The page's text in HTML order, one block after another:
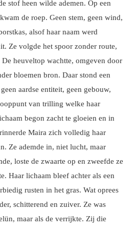
stof heen wilde ademen. Op een
de roep. Geen stem, geen wind,
alsof haar naam werd
Ze volgde het spoor zonder route,
heuveltop wachtte, omgeven door
bloemen bron. Daar stond een
aardse entiteit, geen gebouw,
van trilling welke haar
begon zacht te gloeien en in
Maira zich volledig haar
Ze ademde in, niet lucht, maar
loste de zwaarte op en zweefde ze
Haar lichaam bleef achter als een
rusten in het gras. Wat oprees
schitterend en zuiver. Ze was
maar als de verrijkte. Zij die